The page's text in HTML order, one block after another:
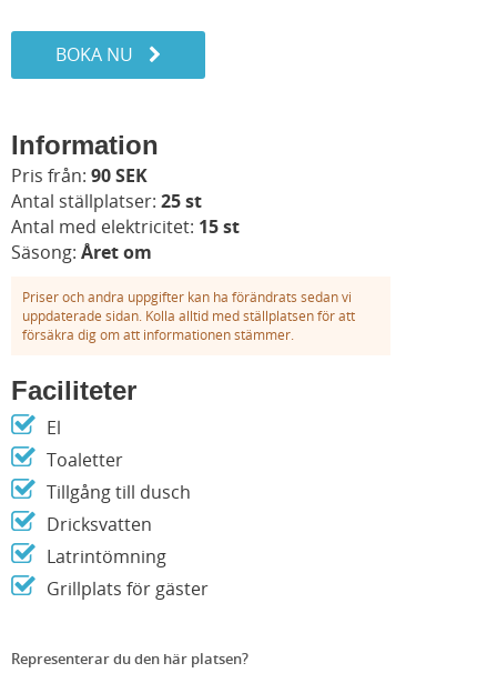
BOKA NU
Information
Pris från: 90 SEK
Antal ställplatser: 25 st
Antal med elektricitet: 15 st
Säsong: Året om
Priser och andra uppgifter kan ha förändrats sedan vi
uppdaterade sidan. Kolla alltid med ställplatsen för att
försäkra dig om att informationen stämmer.
Faciliteter
El
Toaletter
Tillgång till dusch
Dricksvatten
Latrintömning
Grillplats för gäster
Representerar du den här platsen?